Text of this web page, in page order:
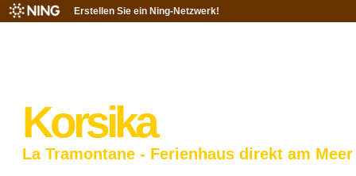
Erstellen Sie ein Ning-Netzwerk!
Korsika
La Tramontane - Ferienhaus direkt am Meer